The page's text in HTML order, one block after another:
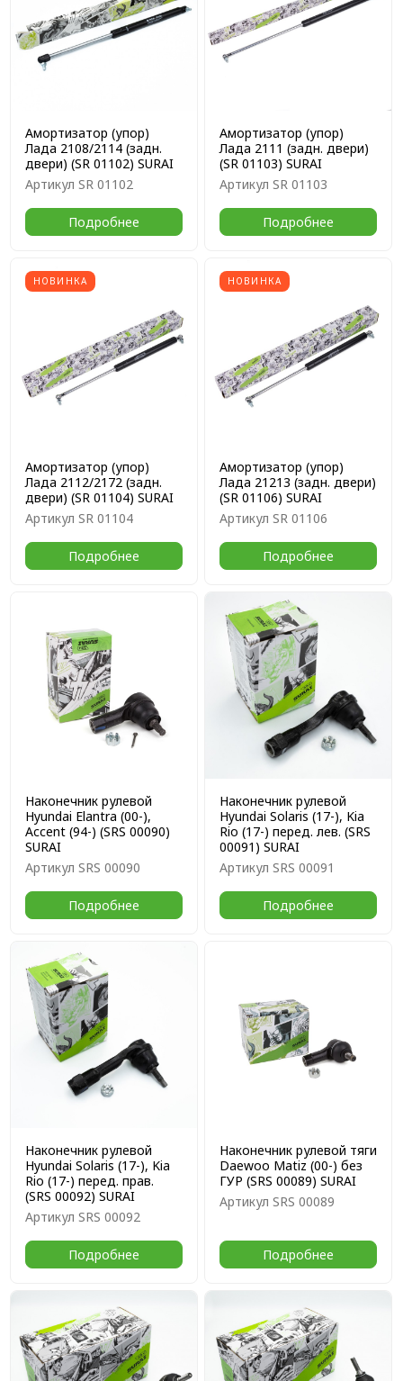
Амортизатор (упор)
Лада 2108/2114 (задн.
двери) (SR 01102) SURAI
Артикул SR 01102
Подробнее
Амортизатор (упор)
Лада 2111 (задн. двери)
(SR 01103) SURAI
Артикул SR 01103
Подробнее
НОВИНКА
Амортизатор (упор)
Лада 2112/2172 (задн.
двери) (SR 01104) SURAI
Артикул SR 01104
Подробнее
НОВИНКА
Амортизатор (упор)
Лада 21213 (задн. двери)
(SR 01106) SURAI
Артикул SR 01106
Подробнее
Наконечник рулевой
Hyundai Elantra (00-),
Accent (94-) (SRS 00090)
SURAI
Артикул SRS 00090
Подробнее
Наконечник рулевой
Hyundai Solaris (17-), Kia
Rio (17-) перед. лев. (SRS
00091) SURAI
Артикул SRS 00091
Подробнее
Наконечник рулевой
Hyundai Solaris (17-), Kia
Rio (17-) перед. прав.
(SRS 00092) SURAI
Артикул SRS 00092
Подробнее
Наконечник рулевой тяги
Daewoo Matiz (00-) без
ГУР (SRS 00089) SURAI
Артикул SRS 00089
Подробнее